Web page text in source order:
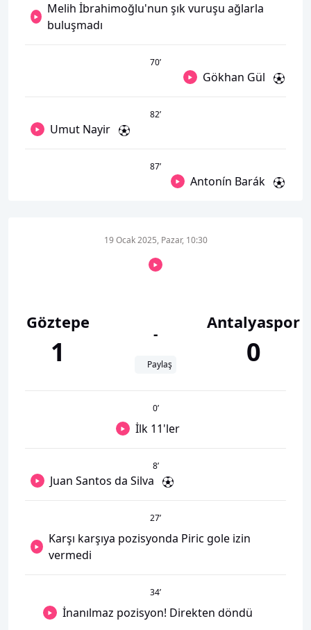
Melih İbrahimoğlu'nun şık vuruşu ağlarla
buluşmadı
70’
Gökhan Gül
82’
Umut Nayir
87’
Antonín Barák
Göztepe
1
19 Ocak 2025, Pazar, 10:30
-
Paylaş
Antalyaspor
0
0’
İlk 11'ler
8’
Juan Santos da Silva
27’
Karşı karşıya pozisyonda Piric gole izin
vermedi
34’
İnanılmaz pozisyon! Direkten döndü